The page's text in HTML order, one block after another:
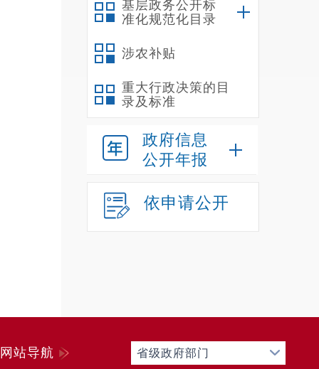
基层政务公开标
准化规范化目录
涉农补贴
重大行政决策的目
录及标准
政府信息
公开年报
依申请公开
网站导航 省级政府部门